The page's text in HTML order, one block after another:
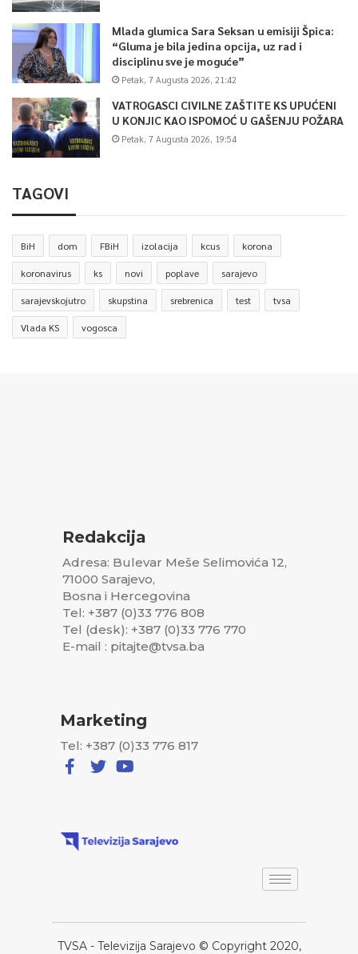
Mlada glumica Sara Seksan u emisiji Špica:
“Gluma je bila jedina opcija, uz rad i
disciplinu sve je moguće”
Petak, 7 Augusta 2026, 21:42
VATROGASCI CIVILNE ZAŠTITE KS UPUĆENI
U KONJIC KAO ISPOMOĆ U GAŠENJU POŽARA
Petak, 7 Augusta 2026, 19:54
TAGOVI
BiH dom FBiH izolacija kcus korona
koronavirus ks novi poplave sarajevo
sarajevskojutro skupstina srebrenica test tvsa
Vlada KS vogosca
Redakcija
Adresa: Bulevar Meše Selimovića 12,
71000 Sarajevo,
Bosna i Hercegovina
Tel: +387 (0)33 776 808
Tel (desk): +387 (0)33 776 770
E-mail : pitajte@tvsa.ba
Marketing
Tel: +387 (0)33 776 817
TVSA - Televizija Sarajevo © Copyright 2020,